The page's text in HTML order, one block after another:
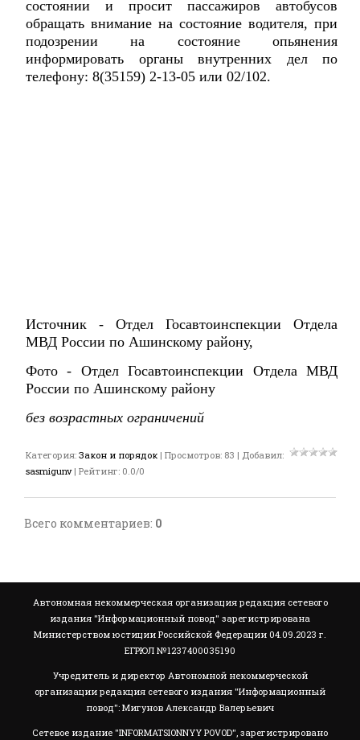
состоянии и просит пассажиров автобусов
обращать внимание на состояние водителя, при
подозрении на состояние опьянения
информировать органы внутренних дел по
телефону: 8(35159) 2-13-05 или 02/102.
Источник - Отдел Госавтоинспекции Отдела
МВД России по Ашинскому району,
Фото - Отдел Госавтоинспекции Отдела МВД
России по Ашинскому району
без возрастных ограничений
Категория: Закон и порядок | Просмотров: 83 | Добавил:
sasmigunv | Рейтинг: 0.0/0
Всего комментариев: 0
Автономная некоммерческая организация редакция сетевого
издания "Информационный повод" зарегистрирована
Министерством юстиции Российской Федерации 04.09.2023 г.
ЕГРЮЛ №1237400035190
Учредитель и директор Автономной некоммерческой
организации редакция сетевого издания "Информационный
повод": Мигунов Александр Валерьевич
Сетевое издание "INFORMATSIONNYY POVOD", зарегистрировано